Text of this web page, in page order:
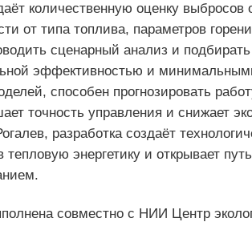
количественную оценку выбросов
от типа топлива, параметров
сценарный анализ и
эффективностью и
способен прогнозировать
точность управления и снижает
разработка создаёт
энергетику и открывает
совместно с НИИ Центр